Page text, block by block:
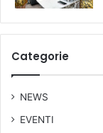
Categorie
NEWS
EVENTI